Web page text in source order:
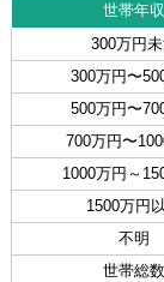
世帯年収
300万円
300万円〜
500万円〜
700万円〜
1000万円～
1500万円
不明
世帯総数